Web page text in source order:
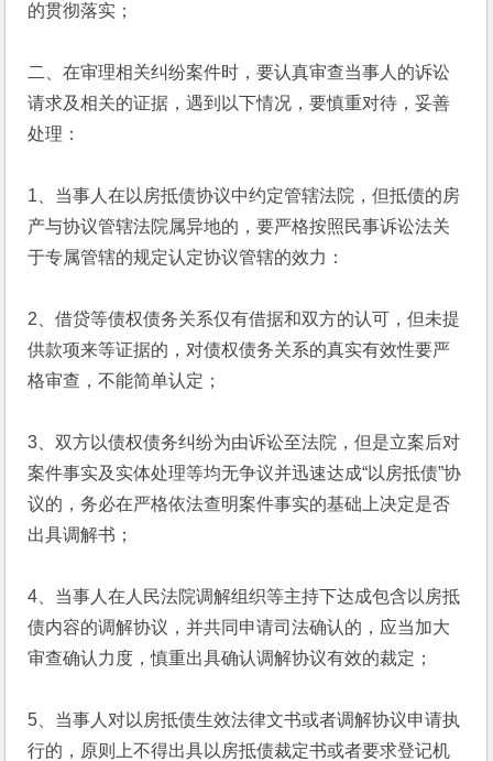
的贯彻落实；
二、在审理相关纠纷案件时，要认真审查当事人的诉讼
请求及相关的证据，遇到以下情况，要慎重对待，妥善
处理：
1、当事人在以房抵债协议中约定管辖法院，但抵债的房
产与协议管辖法院属异地的，要严格按照民事诉讼法关
于专属管辖的规定认定协议管辖的效力：
2、借贷等债权债务关系仅有借据和双方的认可，但未提
供款项来等证据的，对债权债务关系的真实有效性要严
格审查，不能简单认定；
3、双方以债权债务纠纷为由诉讼至法院，但是立案后对
案件事实及实体处理等均无争议并迅速达成“以房抵债”协
议的，务必在严格依法查明案件事实的基础上决定是否
出具调解书；
4、当事人在人民法院调解组织等主持下达成包含以房抵
债内容的调解协议，并共同申请司法确认的，应当加大
审查确认力度，慎重出具确认调解协议有效的裁定；
5、当事人对以房抵债生效法律文书或者调解协议申请执
行的，原则上不得出具以房抵债裁定书或者要求登记机